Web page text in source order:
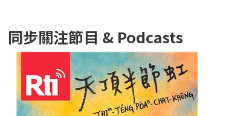
同步關注節目 & Podcasts